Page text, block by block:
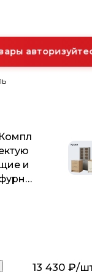
Компл
и
13 430 ₽/